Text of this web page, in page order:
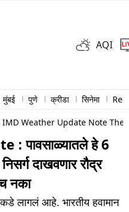
AQI
मुंबई पुणे क्रीडा सिनेमा
IMD Weather Update Note
पावसाळ्यातले हे 6
दाखवणार रौद्र
नका
लागलं आहे. भारतीय हवामान